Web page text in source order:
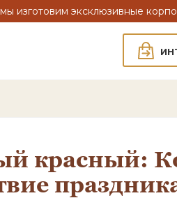
изготовим эксклюзивные
красный: